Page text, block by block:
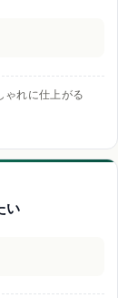
ゃれに仕上がる
い